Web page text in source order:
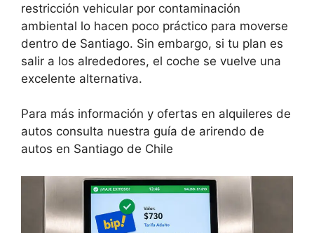
restricción vehicular por contaminación
ambiental lo hacen poco práctico para moverse
dentro de Santiago. Sin embargo, si tu plan es
salir a los alrededores, el coche se vuelve una
excelente alternativa.
Para más información y ofertas en alquileres de
autos consulta nuestra guía de arirendo de
autos en Santiago de Chile